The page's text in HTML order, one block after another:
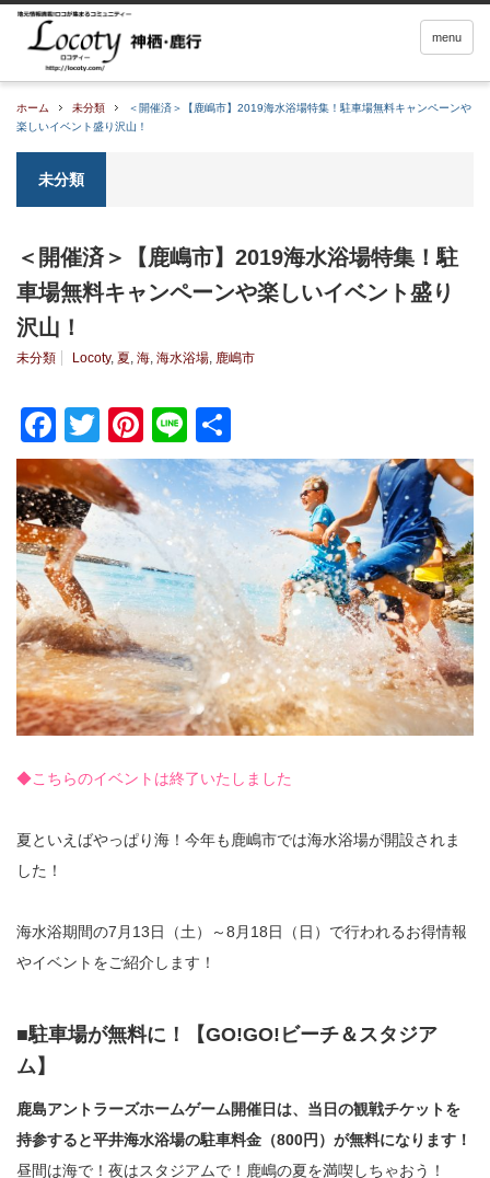
menu
ホーム 未分類
＜開催済＞【鹿嶋市】2019海水浴場特集！駐車場無料キャンペーンや
楽しいイベント盛り沢山！
未分類
＜開催済＞【鹿嶋市】2019海水浴場特集！駐
車場無料キャンペーンや楽しいイベント盛り
沢山！
未分類 Locoty, 夏, 海, 海水浴場, 鹿嶋市
Facebook
TwitterPinterest
Line
有
◆こちらのイベントは終了いたしました
夏といえばやっぱり海！今年も鹿嶋市では海水浴場が開設されま
した！
海水浴期間の7月13日（土）～8月18日（日）で行われるお得情報
やイベントをご紹介します！
■駐車場が無料に！【GO!GO!ビーチ＆スタジア
ム】
鹿島アントラーズホームゲーム開催日は、当日の観戦チケットを
持参すると平井海水浴場の駐車料金（800円）が無料になります！
昼間は海で！夜はスタジアムで！鹿嶋の夏を満喫しちゃおう！